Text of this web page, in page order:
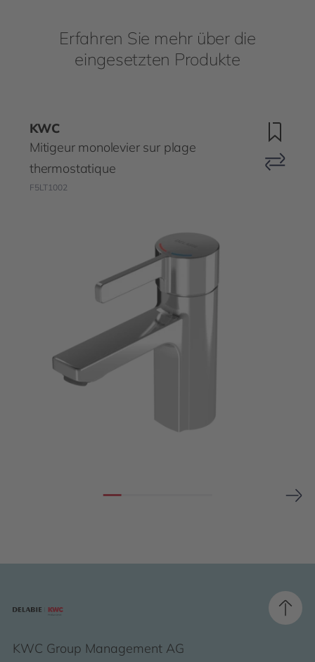
Erfahren Sie mehr über die
eingesetzten Produkte
KWC
Mitigeur monolevier sur plage
thermostatique
F5LT1002
KWC Group Management AG